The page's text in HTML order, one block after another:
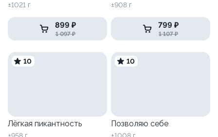
±1021 г
899 ₽
1 097 ₽
±908 г
799 ₽
1 107 ₽
10
Лёгкая пикантность
±958 г
10
Позволяю себе
±1008 г